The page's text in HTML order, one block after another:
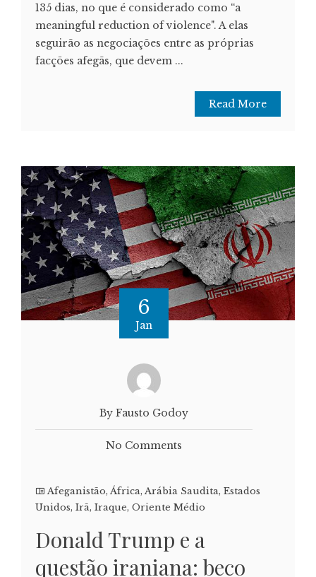
135 dias, no que é considerado como “a
meaningful reduction of violence". A elas
seguirão as negociações entre as próprias
facções afegãs, que devem ...
Read More
6
Jan
By Fausto Godoy
No Comments
Afeganistão, África, Arábia Saudita, Estados
Unidos, Irã, Iraque, Oriente Médio
Donald Trump e a
questão iraniana: beco